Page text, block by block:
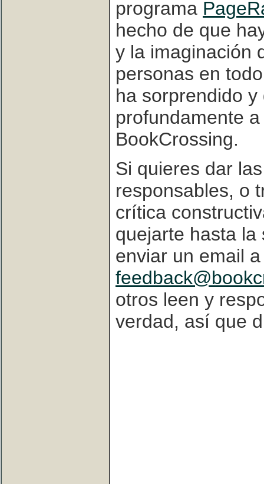
programa
hecho de que
y la imaginación
personas en
ha sorprendido y
profundamente
BookCrossing.
Si quieres dar
responsables, o
crítica
quejarte hasta la
enviar un email a
otros leen y
verdad, así que